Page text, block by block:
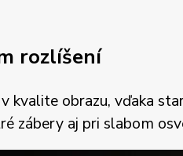
rozlíšení
kvalite obrazu, vďaka
zábery aj pri slabom